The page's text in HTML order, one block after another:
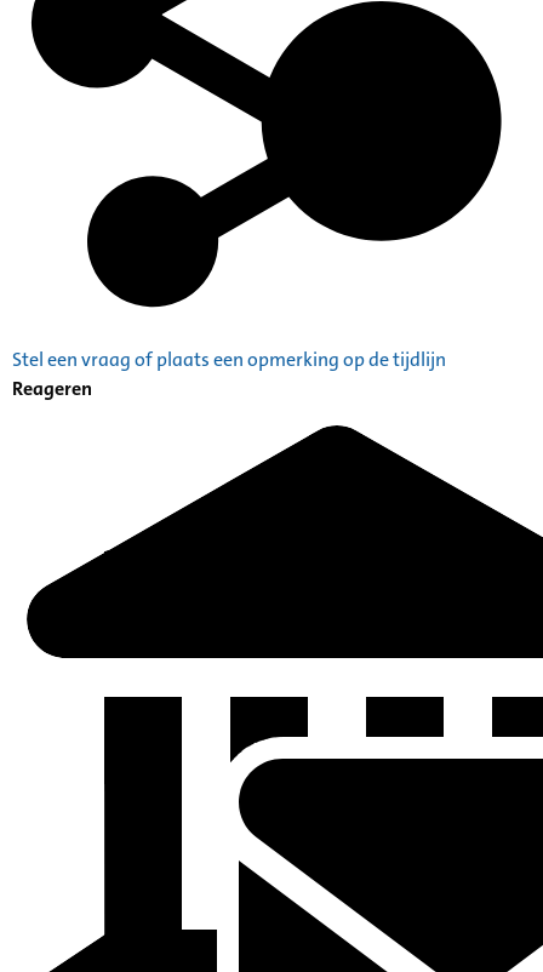
Stel een vraag of plaats een opmerking op de tijdlijn
Reageren